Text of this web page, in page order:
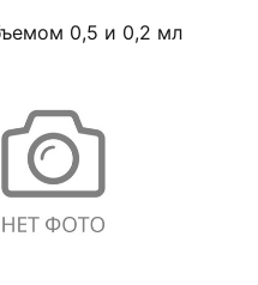
0,5 и 0,2 мл